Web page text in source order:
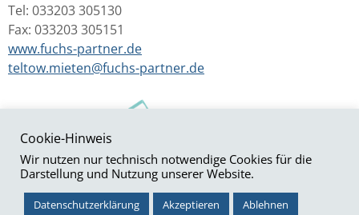
Tel: 033203 305130
Fax: 033203 305151
www.fuchs-partner.de
teltow.mieten@fuchs-partner.de
© Fuchs Massivhaus GmbH & Co. KG
Impressum|Datenschutz
Cookie-Hinweis
Wir nutzen nur technisch notwendige Cookies für die
Darstellung und Nutzung unserer Website.
Datenschutzerklärung Akzeptieren Ablehnen